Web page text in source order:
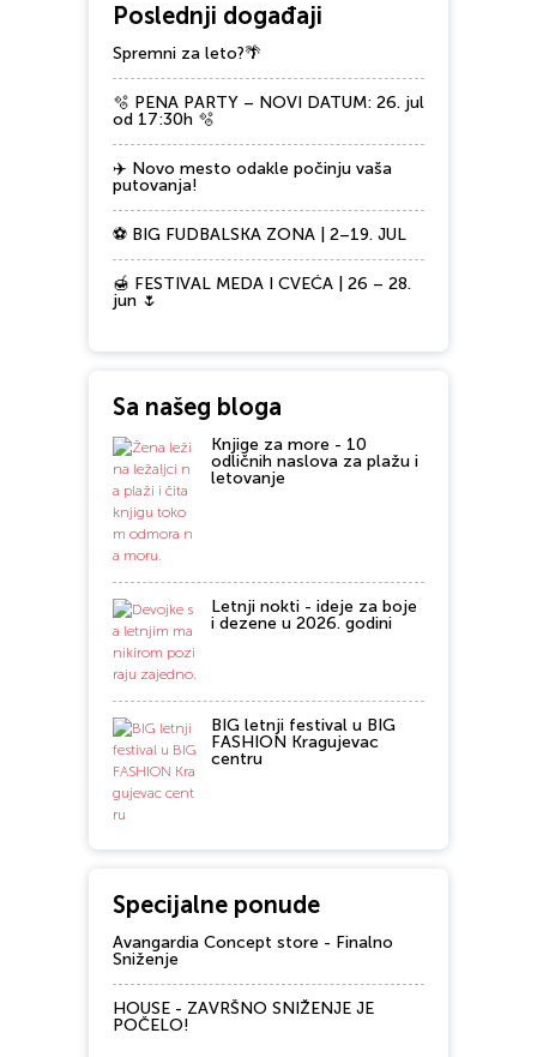
Poslednji događaji
Spremni za leto?🌴
🫧 PENA PARTY – NOVI DATUM: 26. jul
od 17:30h 🫧
✈️ Novo mesto odakle počinju vaša
putovanja!
⚽ BIG FUDBALSKA ZONA | 2–19. JUL
🍯 FESTIVAL MEDA I CVEĆA | 26 – 28.
jun 🌷
Sa našeg bloga
Knjige za more - 10
odličnih naslova za plažu i
letovanje
Letnji nokti - ideje za boje
i dezene u 2026. godini
BIG letnji festival u BIG
FASHION Kragujevac
centru
Specijalne ponude
Avangardia Concept store - Finalno
Sniženje
HOUSE - ZAVRŠNO SNIŽENJE JE
POČELO!